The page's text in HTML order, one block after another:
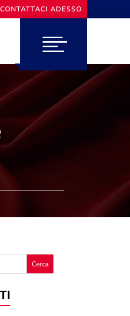
CONTATTACI ADESSO